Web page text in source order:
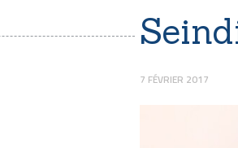
7 FÉVRIER 2017